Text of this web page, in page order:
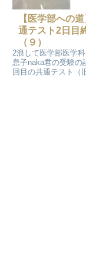
【医学部への
通テスト2日目
（９）
2浪して医学部医学
息子naka君の受験の
回目の共通テスト（